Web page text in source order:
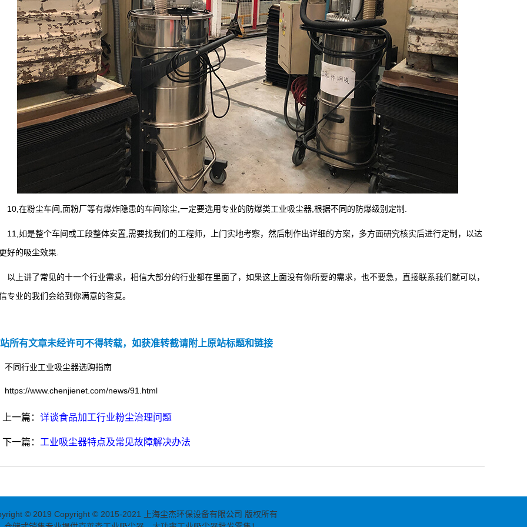
在粉尘车间,面粉厂等有爆炸隐患的车间除尘,一定要选用专业的防爆类工业吸尘器,根据不同的防爆级别定制.
如是整个车间或工段整体安置,需要找我们的工程师，上门实地考察，然后制作出详细的方案，多方面研究核实后进行定制，以达
好的吸尘效果.
上讲了常见的十一个行业需求，相信大部分的行业都在里面了，如果这上面没有你所要的需求，也不要急，直接联系我们就可以，
专业的我们会给到你满意的答复。
所有文章未经许可不得转载，如获准转截请附上原站标题和链接
不同行业工业吸尘器选购指南
https://www.chenjienet.com/news/91.html
上一篇： 详谈食品加工行业粉尘治理问题
下一篇： 工业吸尘器特点及常见故障解决办法
© 2019 Copyright © 2015-2021 上海尘杰环保设备有限公司 版权所有